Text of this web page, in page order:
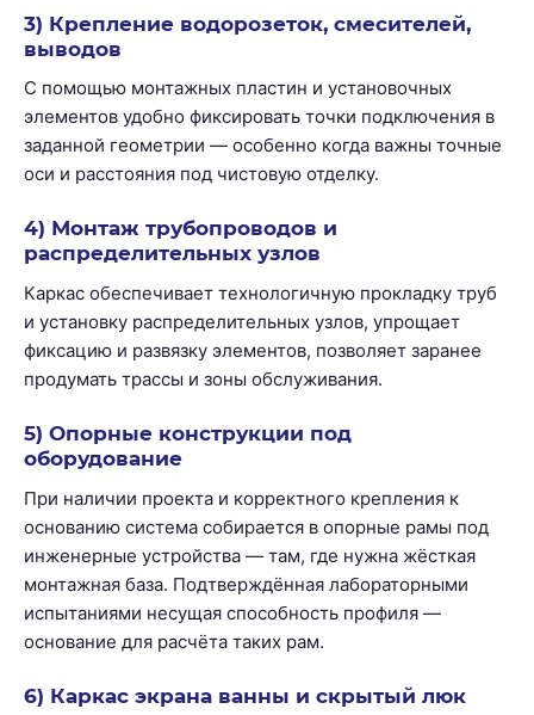
3) Крепление водорозеток, смесителей,
выводов
С помощью монтажных пластин и установочных
элементов удобно фиксировать точки подключения в
заданной геометрии — особенно когда важны точные
оси и расстояния под чистовую отделку.
4) Монтаж трубопроводов и
распределительных узлов
Каркас обеспечивает технологичную прокладку труб
и установку распределительных узлов, упрощает
фиксацию и развязку элементов, позволяет заранее
продумать трассы и зоны обслуживания.
5) Опорные конструкции под
оборудование
При наличии проекта и корректного крепления к
основанию система собирается в опорные рамы под
инженерные устройства — там, где нужна жёсткая
монтажная база. Подтверждённая лабораторными
испытаниями несущая способность профиля —
основание для расчёта таких рам.
6) Каркас экрана ванны и скрытый люк